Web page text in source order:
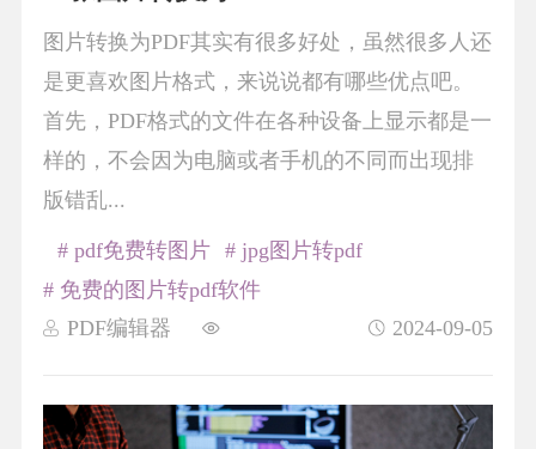
图片转换为PDF其实有很多好处，虽然很多人还
是更喜欢图片格式，来说说都有哪些优点吧。
首先，PDF格式的文件在各种设备上显示都是一
样的，不会因为电脑或者手机的不同而出现排
版错乱...
PDF编辑器 2024-09-05
# pdf免费转图片
# jpg图片转pdf
# 免费的图片转pdf软件